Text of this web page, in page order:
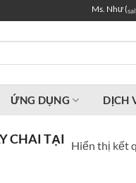
Ms. Như (
ỨNG DỤNG DỊCH
CHAI TẠI
Hiển thị kết